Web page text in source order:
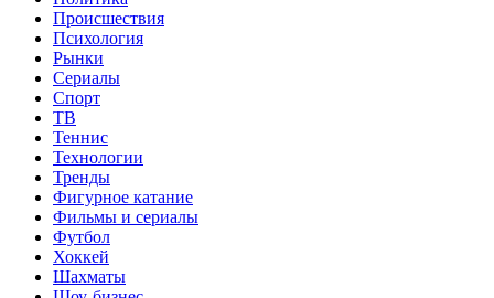
Происшествия
Психология
Рынки
Сериалы
Спорт
ТВ
Теннис
Технологии
Тренды
Фигурное катание
Фильмы и сериалы
Футбол
Хоккей
Шахматы